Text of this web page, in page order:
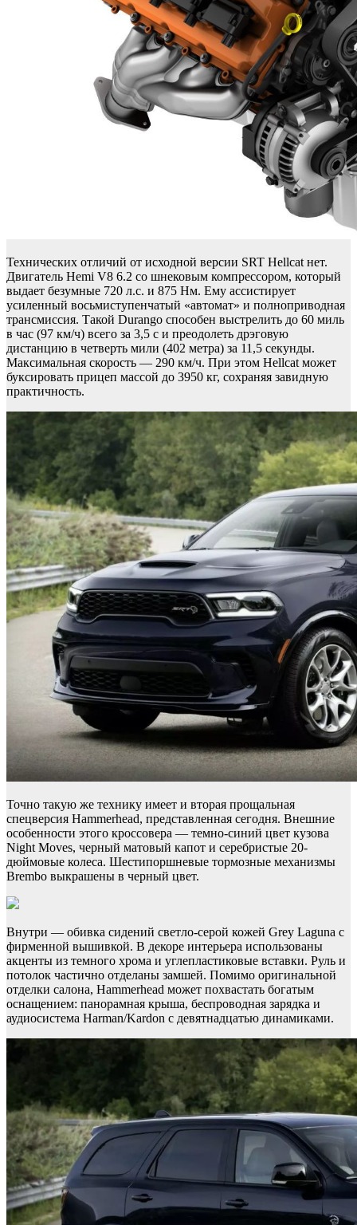
Технических отличий от исходной версии SRT Hellcat нет.
Двигатель Hemi V8 6.2 со шнековым компрессором, который
выдает безумные 720 л.с. и 875 Нм. Ему ассистирует
усиленный восьмиступенчатый «автомат» и полноприводная
трансмиссия. Такой Durango способен выстрелить до 60 миль
в час (97 км/ч) всего за 3,5 с и преодолеть дрэговую
дистанцию в четверть мили (402 метра) за 11,5 секунды.
Максимальная скорость — 290 км/ч. При этом Hellcat может
буксировать прицеп массой до 3950 кг, сохраняя завидную
практичность.
Точно такую же технику имеет и вторая прощальная
спецверсия Hammerhead, представленная сегодня. Внешние
особенности этого кроссовера — темно-синий цвет кузова
Night Moves, черный матовый капот и серебристые 20-
дюймовые колеса. Шестипоршневые тормозные механизмы
Brembo выкрашены в черный цвет.
Внутри — обивка сидений светло-серой кожей Grey Laguna с
фирменной вышивкой. В декоре интерьера использованы
акценты из темного хрома и углепластиковые вставки. Руль и
потолок частично отделаны замшей. Помимо оригинальной
отделки салона, Hammerhead может похвастать богатым
оснащением: панорамная крыша, беспроводная зарядка и
аудиосистема Harman/Kardon с девятнадцатью динамиками.